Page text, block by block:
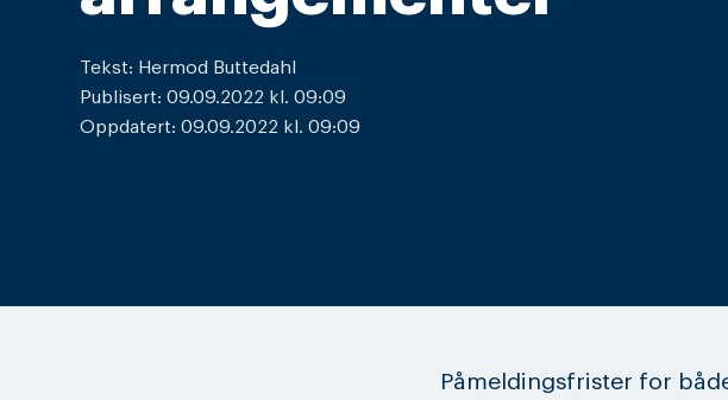
Tekst: Hermod Buttedahl
Publisert: 09.09.2022 kl. 09:09
Oppdatert: 09.09.2022 kl. 09:09
Påmeldingsfrister for